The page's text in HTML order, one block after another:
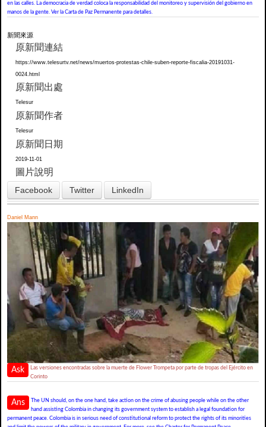
en las calles. La democracia de verdad coloca la responsabilidad del monitoreo y supervisión del gobierno en
manos de la gente. Ver la Carta de Paz Permanente para detalles.
新聞來源
原新聞連結
https://www.telesurtv.net/news/muertos-protestas-chile-suben-reporte-fiscalia-20191031-
0024.html
原新聞出處
Telesur
原新聞作者
Telesur
原新聞日期
2019-11-01
圖片說明
Facebook Twitter LinkedIn
Daniel Mann
Ask
Las versiones encontradas sobre la muerte de Flower Trompeta por parte de tropas del Ejército en
Corinto
Ans
The UN should, on the one hand, take action on the crime of abusing people while on the other
hand assisting Colombia in changing its government system to establish a legal foundation for
permanent peace. Colombia is in serious need of constitutional reform to protect the rights of its minorities